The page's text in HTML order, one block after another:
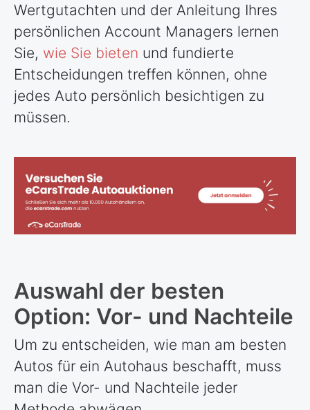
Wertgutachten und der Anleitung Ihres
persönlichen Account Managers lernen
Sie, wie Sie bieten und fundierte
Entscheidungen treffen können, ohne
jedes Auto persönlich besichtigen zu
müssen.
Auswahl der besten
Option: Vor- und Nachteile
Um zu entscheiden, wie man am besten
Autos für ein Autohaus beschafft, muss
man die Vor- und Nachteile jeder